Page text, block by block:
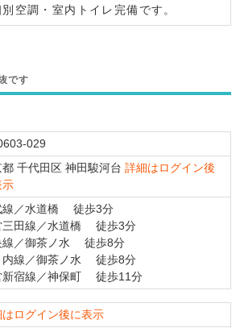
空調・室内トイレ完備です。
です
029
都 千代田区 神田駿河台 詳細はログイン後
示
／水道橋 徒歩3分
田線 ／水道橋 徒歩3分
／御茶ノ水 徒歩8分
内線 ／御茶ノ水 徒歩8分
宿線 ／神保町 徒歩11分
はログイン後に表示